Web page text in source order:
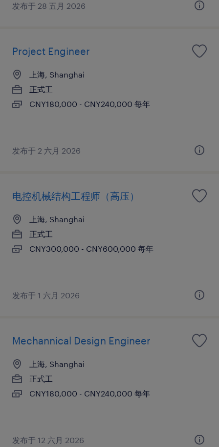
发布于 28 五月 2026
Project Engineer
上海, Shanghai
正式工
CNY180,000 - CNY240,000 每年
发布于 2 六月 2026
电控机械结构工程师（高压）
上海, Shanghai
正式工
CNY300,000 - CNY600,000 每年
发布于 1 六月 2026
Mechannical Design Engineer
上海, Shanghai
正式工
CNY180,000 - CNY240,000 每年
发布于 12 六月 2026